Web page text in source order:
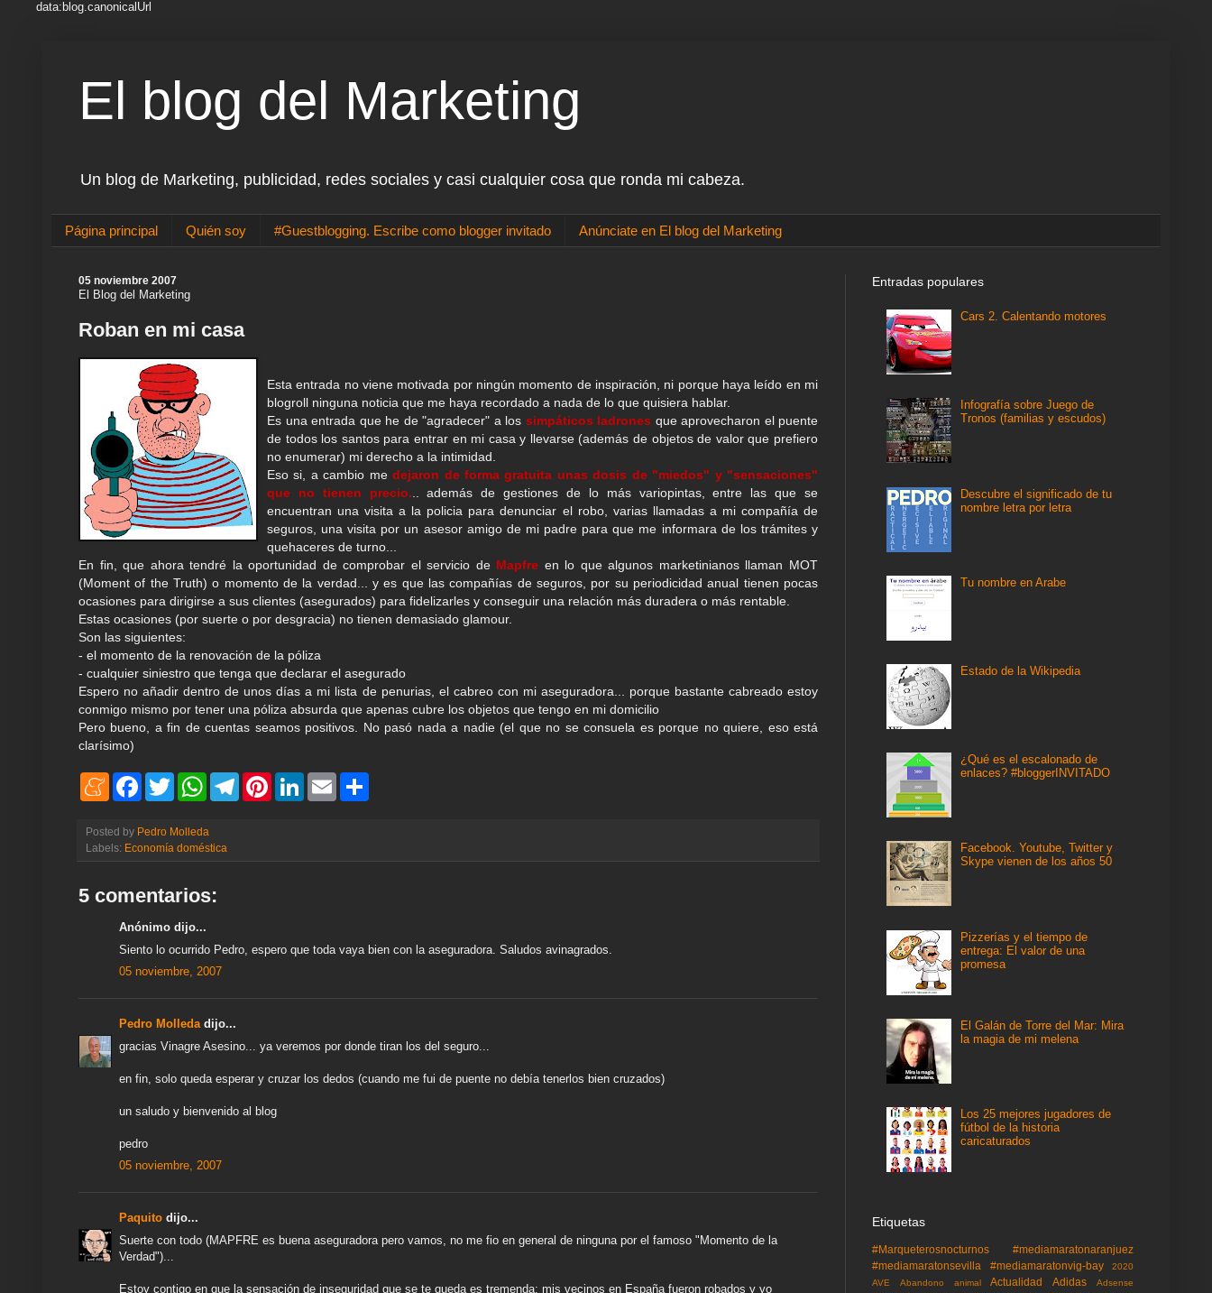
data:blog.canonicalUrl
El blog del Marketing
Un blog de Marketing, publicidad, redes sociales y casi cualquier cosa que ronda mi cabeza.
Página principal Quién soy #Guestblogging. Escribe como blogger invitado Anúnciate en El blog del Marketing
05 noviembre 2007
El Blog del Marketing
Roban en mi casa
Esta entrada no viene motivada por ningún momento de inspiración, ni porque haya leído en mi
blogroll ninguna noticia que me haya recordado a nada de lo que quisiera hablar.
Es una entrada que he de "agradecer" a los simpáticos ladrones que aprovecharon el puente
de todos los santos para entrar en mi casa y llevarse (además de objetos de valor que prefiero
no enumerar) mi derecho a la intimidad.
Eso si, a cambio medejaron de forma gratuita unas dosis de "miedos" y "sensaciones"
que no tienen precio. .. además de gestiones de lo más variopintas, entre las que se
encuentran una visita a la policia para denunciar el robo, varias llamadas a mi compañía de
seguros, una visita por un asesor amigo de mi padre para que me informara de los trámites y
quehaceres de turno...
En fin, que ahora tendré la oportunidad de comprobar el servicio de Mapfre en lo que algunos marketinianos llaman MOT
(Moment of the Truth) o momento de la verdad... y es que las compañías de seguros, por su periodicidad anual tienen pocas
ocasiones para dirigirse a sus clientes (asegurados) para fidelizarles y conseguir una relación más duradera o más rentable.
Estas ocasiones (por suerte o por desgracia) no tienen demasiado glamour.
Son las siguientes:
- el momento de la renovación de la póliza
- cualquier siniestro que tenga que declarar el asegurado
Espero no añadir dentro de unos días a mi lista de penurias, el cabreo con mi aseguradora... porque bastante cabreado estoy
conmigo mismo por tener una póliza absurda que apenas cubre los objetos que tengo en mi domicilio
Pero bueno, a fin de cuentas seamos positivos. No pasó nada a nadie (el que no se consuela es porque no quiere, eso está
clarísimo)
M
a
m
e
F
b
o
o
T
w
t
e
r
W
s
A
p
T
a
P
e
L
I
E
Posted by Pedro Molleda
Labels: Economía doméstica
5 comentarios:
Anónimo dijo...
Siento lo ocurrido Pedro, espero que toda vaya bien con la aseguradora. Saludos avinagrados.
05 noviembre, 2007
Pedro Molledadijo...
gracias Vinagre Asesino... ya veremos por donde tiran los del seguro...
en fin, solo queda esperar y cruzar los dedos (cuando me fui de puente no debía tenerlos bien cruzados)
un saludo y bienvenido al blog
pedro
05 noviembre, 2007
Paquito dijo...
Suerte con todo (MAPFRE es buena aseguradora pero vamos, no me fio en general de ninguna por el famoso "Momento de la
Verdad")...
Estoy contigo en que la sensación de inseguridad que se te queda es tremenda: mis vecinos en España fueron robados y yo
Entradas populares
Cars 2. Calentando motores
Infografía sobre Juego de
Tronos (familias y escudos)
Descubre el significado de tu
nombre letra por letra
Tu nombre en Arabe
Estado de la Wikipedia
¿Qué es el escalonado de
enlaces? #bloggerINVITADO
Facebook. Youtube, Twitter y
Skype vienen de los años 50
Pizzerías y el tiempo de
entrega: El valor de una
promesa
El Galán de Torre del Mar: Mira
la magia de mi melena
Los 25 mejores jugadores de
fútbol de la historia
caricaturados
Etiquetas
#Marqueterosnocturnos
#mediamaratonaranjuez
#mediamaratonsevilla
#mediamaratonvig-bay
2020
AVE
Abandono animal Actualidad Adidas Adsense